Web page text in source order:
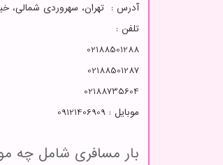
آدرس : تهران، سهروردی شمالی، خیابان
تلفن :
02188501288
02188501287
02188735604
موبایل : 09121406909
بار مسافری شامل چه